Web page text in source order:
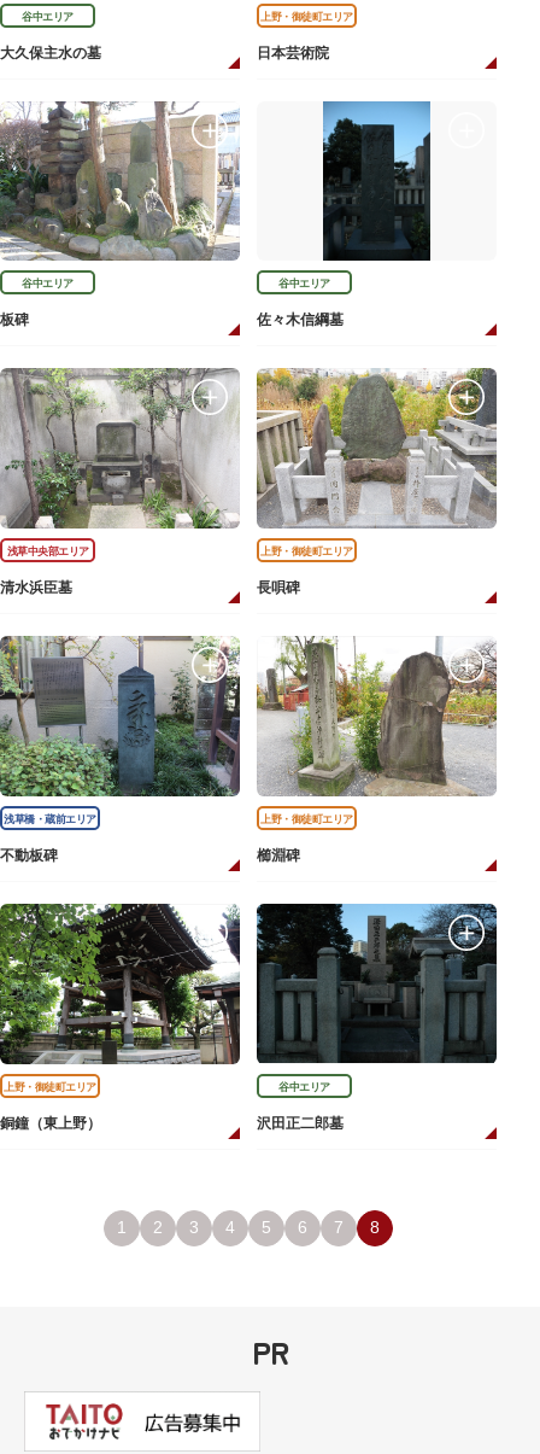
谷中エリア
大久保主水の墓
上野・御徒町エリア
日本芸術院
谷中エリア
板碑
谷中エリア
佐々木信綱墓
浅草中央部エリア
清水浜臣墓
上野・御徒町エリア
長唄碑
浅草橋・蔵前エリア
不動板碑
上野・御徒町エリア
櫛淵碑
上野・御徒町エリア
銅鐘（東上野）
谷中エリア
沢田正二郎墓
1 2 3 4 5 6 7 8
PR